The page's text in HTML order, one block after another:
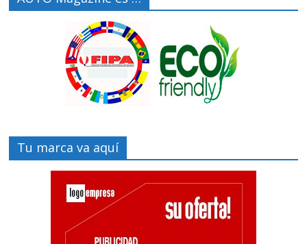
Tu marca va aquí